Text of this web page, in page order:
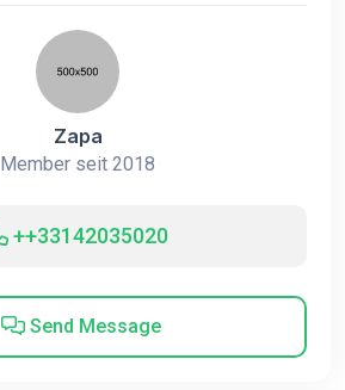
Zapa
Member seit 2018
++33142035020
Send Message